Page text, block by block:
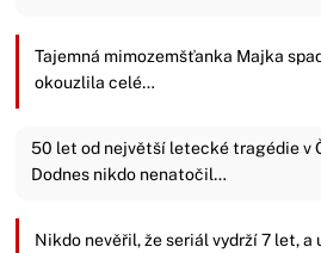
Tajemná mimozemšťanka Majka
okouzlila celé…
50 let od největší letecké tragédie v
Dodnes nikdo nenatočil…
Nikdo nevěřil, že seriál vydrží 7 let, a